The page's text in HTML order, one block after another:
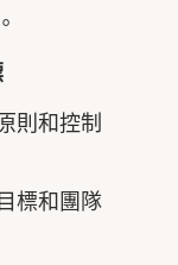
則和控制
標和團隊